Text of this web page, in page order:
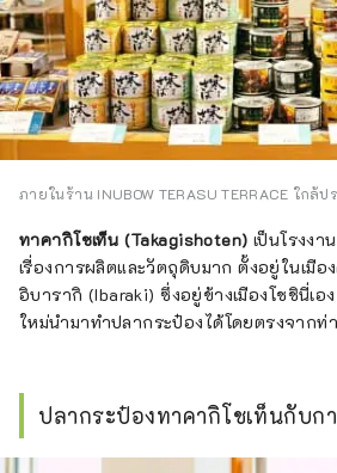
ภายในร้าน INUBOW TERASU TERRACE ใกล้
ทาคากิโชเท็น (Takagishoten) เป็นโรงง
เรื่องการผลิตและวัตถุดิบมาก ตั้งอยู่ในเมือ
อิบารากิ (Ibaraki) ซึ่งอยู่ข้างเมืองโชชินี่เ
ใหม่นำมาทำปลากระป๋องได้โดยตรงจากท่า
ปลากระป๋องทาคากิโชเท็นกับก